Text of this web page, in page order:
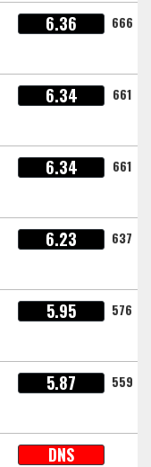
6.36 666
6.34 661
6.34 661
6.23 637
5.95 576
5.87 559
DNS